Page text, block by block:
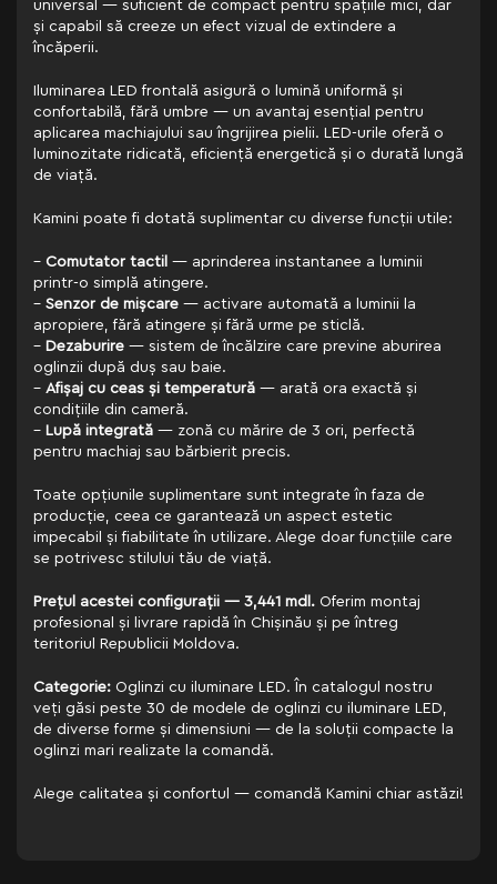
universal — suficient de compact pentru spațiile mici, dar
și capabil să creeze un efect vizual de extindere a
încăperii.
Iluminarea LED frontală asigură o lumină uniformă și
confortabilă, fără umbre — un avantaj esențial pentru
aplicarea machiajului sau îngrijirea pielii. LED-urile oferă o
luminozitate ridicată, eficiență energetică și o durată lungă
de viață.
Kamini poate fi dotată suplimentar cu diverse funcții utile:
– Comutator tactil — aprinderea instantanee a luminii
printr-o simplă atingere.
– Senzor de mișcare — activare automată a luminii la
apropiere, fără atingere și fără urme pe sticlă.
– Dezaburire — sistem de încălzire care previne aburirea
oglinzii după duș sau baie.
– Afișaj cu ceas și temperatură — arată ora exactă și
condițiile din cameră.
– Lupă integrată — zonă cu mărire de 3 ori, perfectă
pentru machiaj sau bărbierit precis.
Toate opțiunile suplimentare sunt integrate în faza de
producție, ceea ce garantează un aspect estetic
impecabil și fiabilitate în utilizare. Alege doar funcțiile care
se potrivesc stilului tău de viață.
Prețul acestei configurații — 3,441 mdl. Oferim montaj
profesional și livrare rapidă în Chișinău și pe întreg
teritoriul Republicii Moldova.
Categorie: Oglinzi cu iluminare LED. În catalogul nostru
veți găsi peste 30 de modele de oglinzi cu iluminare LED,
de diverse forme și dimensiuni — de la soluții compacte la
oglinzi mari realizate la comandă.
Alege calitatea și confortul — comandă Kamini chiar astăzi!